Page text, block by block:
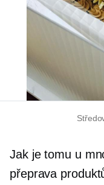
Jak je tomu u
přeprava